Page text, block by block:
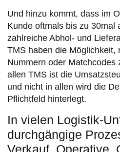
Und hinzu kommt, dass im
Kunde oftmals bis zu 30mal
zahlreiche Abhol- und
TMS haben die Möglichkeit,
Nummern oder Matchcodes
allen TMS ist die
und nicht in allen wird die
Pflichtfeld hinterlegt.
In vielen Logistik-
durchgängige
Verkauf, Operative,